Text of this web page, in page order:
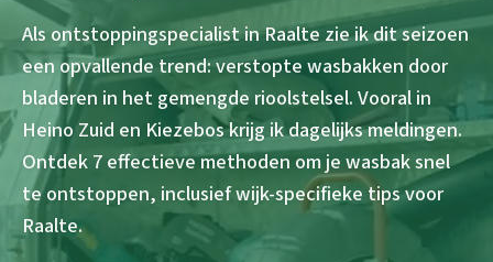
Als ontstoppingspecialist in Raalte zie ik dit seizoen
een opvallende trend: verstopte wasbakken door
bladeren in het gemengde rioolstelsel. Vooral in
Heino Zuid en Kiezebos krijg ik dagelijks meldingen.
Ontdek 7 effectieve methoden om je wasbak snel
te ontstoppen, inclusief wijk-specifieke tips voor
Raalte.